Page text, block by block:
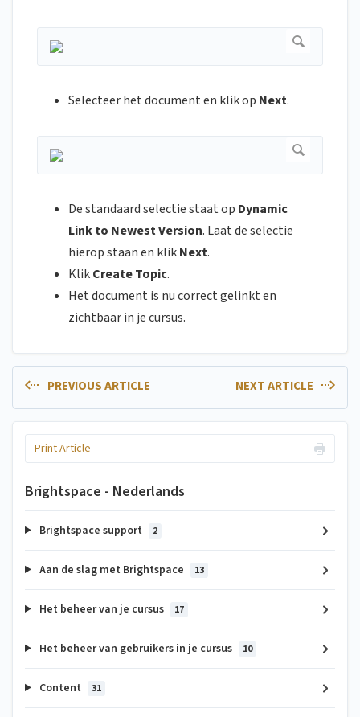
Selecteer het document en klik op Next.
De standaard selectie staat op Dynamic
Link to Newest Version. Laat de selectie
hierop staan en klikNext.
KlikCreate Topic.
Het document is nu correct gelinkt en
zichtbaar in je cursus.
PREVIOUS ARTICLE NEXT ARTICLE
Print Article
Brightspace - Nederlands
Brightspace support 2
Aan de slag met Brightspace 13
Het beheer van je cursus 17
Het beheer van gebruikers in je cursus 10
Content 31